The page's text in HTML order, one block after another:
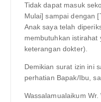
Tidak dapat masuk
Mulai] sampai dengan
Anak saya telah
membutuhkan istirahat
keterangan dokter).
Demikian surat izin ini
perhatian Bapak/Ibu,
Wassalamualaikum Wr.